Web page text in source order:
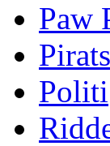
Paw
Politi